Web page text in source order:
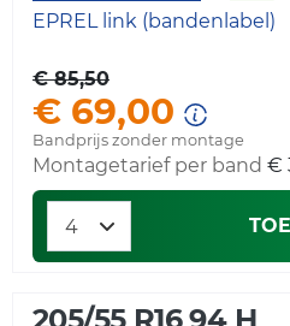
EPREL link (bandenlabel)
€ 85,50
€ 69,00
Bandprijs zonder montage
Montagetarief per band €